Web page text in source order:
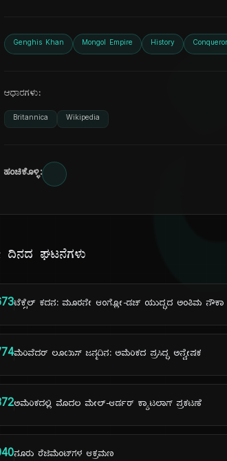
Genghis Khan Mongol Empire History Conqueror
ಆಧಾರಗಳು:
Britannica Wikipedia
ಹಂಚಿಕೊಳ್ಳಿ:
ದಿನದ ಘಟನೆಗಳು
ಟೆಕ್ಸೆಲ್ ಕದನ: ಮೂರನೇ ಆಂಗ್ಲೋ-ಡಚ್ ಯುದ್ಧದ ಅಂತಿಮ ನೌಕಾ
ಮೆರಿವೆದರ್ ಲೂಯಿಸ್ ಜನ್ಮದಿನ: ಅಮೆರಿಕದ ಪ್ರಸಿದ್ಧ ಅನ್ವೇಷಕ
ಅಮೆರಿಕದಲ್ಲಿ ಮೊದಲ ಮೇಲ್-ಆರ್ಡರ್ ಕ್ಯಾಟಲಾಗ್ ಪ್ರಕಟಣೆ
ನೂರು ರೆಜಿಮೆಂಟ್‌ಗಳ ಆಕ್ರಮಣ